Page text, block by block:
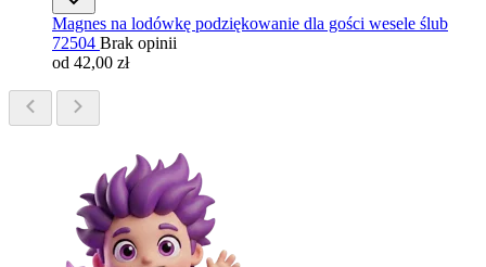
Magnes na lodówkę podziękowanie dla gości wesele ślub
72504 Brak opinii
od 42,00 zł